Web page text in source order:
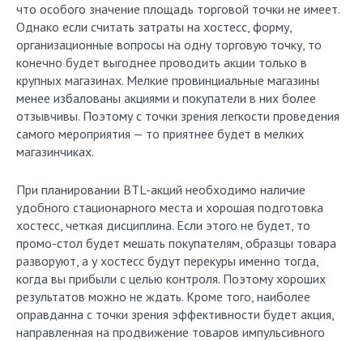
что особого значение площадь торговой точки не имеет.
Однако если считать затраты на хостесс, форму,
организационные вопросы на одну торговую точку, то
конечно будет выгоднее проводить акции только в
крупных магазинах. Мелкие провинциальные магазины
менее избалованы акциями и покупатели в них более
отзывчивы. Поэтому с точки зрения легкости проведения
самого мероприятия — то приятнее будет в мелких
магазинчиках.
При планировании BTL-акций необходимо наличие
удобного стационарного места и хорошая подготовка
хостесс, четкая дисциплина. Если этого не будет, то
промо-стол будет мешать покупателям, образцы товара
разворуют, а у хостесс будут перекуры именно тогда,
когда вы прибыли с целью контроля. Поэтому хороших
результатов можно не ждать. Кроме того, наиболее
оправданна с точки зрения эффективности будет акция,
направленная на продвижение товаров импульсивного